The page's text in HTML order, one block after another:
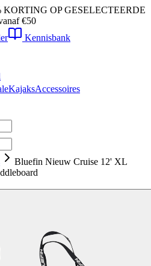
OP GESELECTEERDE
€50
Kennisbank
KajaksAccessoires
Bluefin Nieuw Cruise 12' XL